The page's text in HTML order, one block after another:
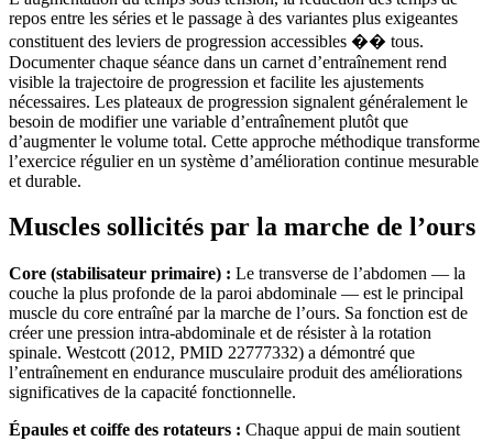
repos entre les séries et le passage à des variantes plus exigeantes
constituent des leviers de progression accessibles �� tous.
Documenter chaque séance dans un carnet d’entraînement rend
visible la trajectoire de progression et facilite les ajustements
nécessaires. Les plateaux de progression signalent généralement le
besoin de modifier une variable d’entraînement plutôt que
d’augmenter le volume total. Cette approche méthodique transforme
l’exercice régulier en un système d’amélioration continue mesurable
et durable.
Muscles sollicités par la marche de l’ours
Core (stabilisateur primaire) : Le transverse de l’abdomen — la
couche la plus profonde de la paroi abdominale — est le principal
muscle du core entraîné par la marche de l’ours. Sa fonction est de
créer une pression intra-abdominale et de résister à la rotation
spinale. Westcott (2012, PMID 22777332) a démontré que
l’entraînement en endurance musculaire produit des améliorations
significatives de la capacité fonctionnelle.
Épaules et coiffe des rotateurs : Chaque appui de main soutient